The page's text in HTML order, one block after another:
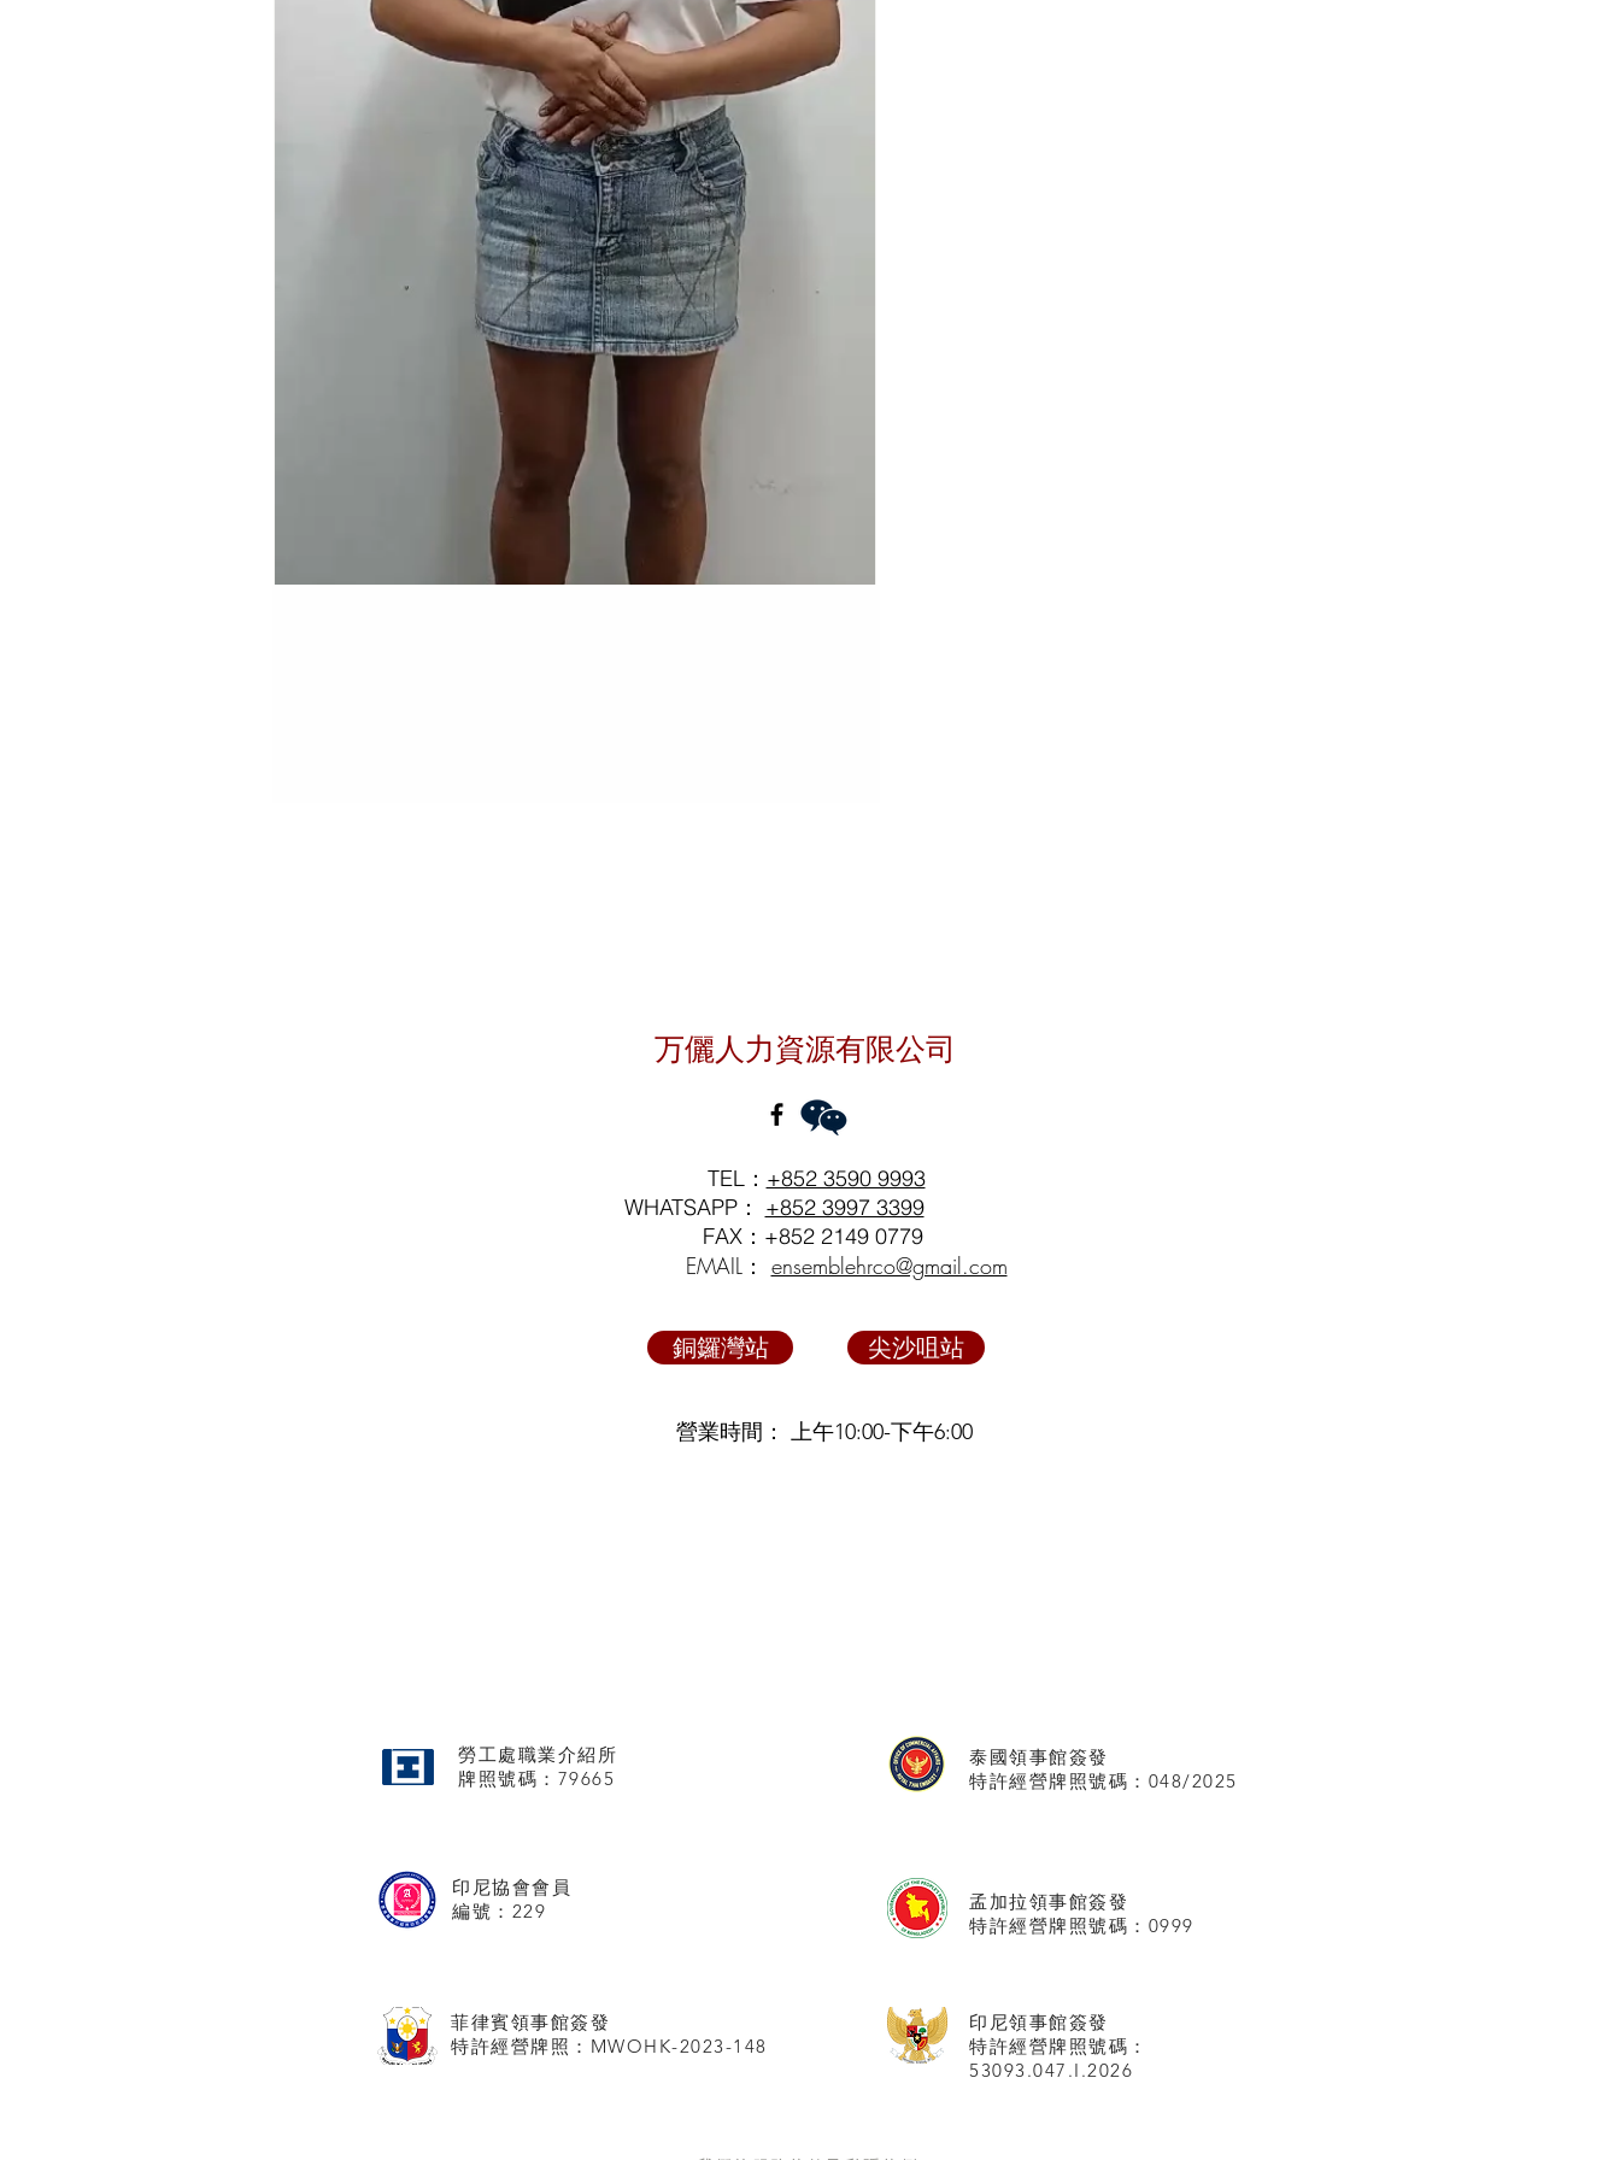
万儷人力資源有限公司
TEL： +852 3590 9993
WHATSAPP： +852 3997 3399
FAX：+852 2149 0779
EMAIL： ensemblehrco@gmail.com
銅鑼灣站 尖沙咀站
營業時間： 上午10:00-下午6:00
勞工處職業介紹所
牌照號碼：79665
印尼協會會員
​編號：229
菲律賓領事館簽發
特許經營牌照：MWOHK-2023-148
印尼領事館簽發
特許經營牌照號碼：
53093.047.I.2026
孟加拉領事館簽發
特許經營牌照號碼：0999
泰國領事館簽發
特許經營牌照號碼：048/2025